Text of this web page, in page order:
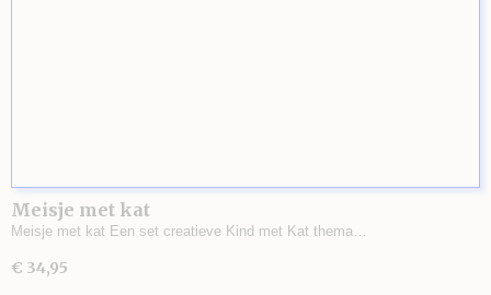
Meisje met kat
Meisje met kat Een set creatieve Kind met Kat thema…
€ 34,95